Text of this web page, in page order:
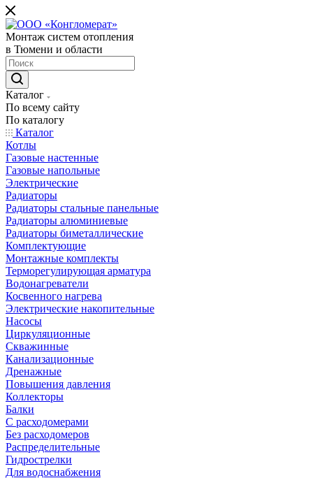
Монтаж систем отопления
в Тюмени и области
Каталог
По всему сайту
По каталогу
Каталог
Котлы
Газовые настенные
Газовые напольные
Электрические
Радиаторы
Радиаторы стальные панельные
Радиаторы алюминиевые
Радиаторы биметаллические
Комплектующие
Монтажные комплекты
Терморегулирующая арматура
Водонагреватели
Косвенного нагрева
Электрические накопительные
Насосы
Циркуляционные
Скважинные
Канализационные
Дренажные
Повышения давления
Коллекторы
Балки
С расходомерами
Без расходомеров
Распределительные
Гидрострелки
Для водоснабжения